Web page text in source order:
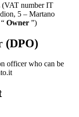
(VAT number IT
5 – Martano
Owner ”)
(DPO)
officer who can be